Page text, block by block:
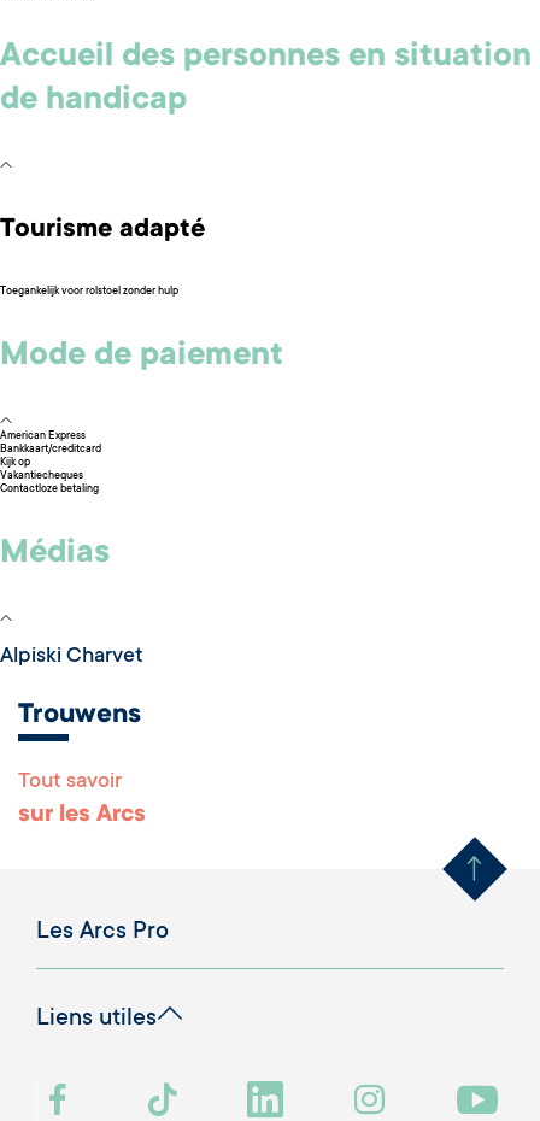
Accueil des personnes en situation
de handicap
Tourisme adapté
Toegankelijk voor rolstoel zonder hulp
Mode de paiement
American Express
Bankkaart/creditcard
Kijk op
Vakantiecheques
Contactloze betaling
Médias
Alpiski Charvet
Trouwens
Tout savoir
sur les Arcs Remonter
Les Arcs Pro
Liens utiles